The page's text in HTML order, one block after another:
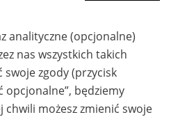
analityczne (opcjonalne)
nas wszystkich takich
swoje zgody (przycisk
opcjonalne”, będziemy
chwili możesz zmienić swoje